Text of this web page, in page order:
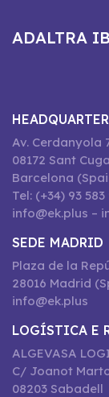
ADALTRA
Av. Cerdanyola
08172 Sant
Barcelona
Tel: (+34) 93
info@ek.plus –
SEDE MADRID
Plaza de la
28016 Madrid
info@ek.plus
LOGÍSTICA E
ALGEVASA
C/ Joanot
08203 Sabadell